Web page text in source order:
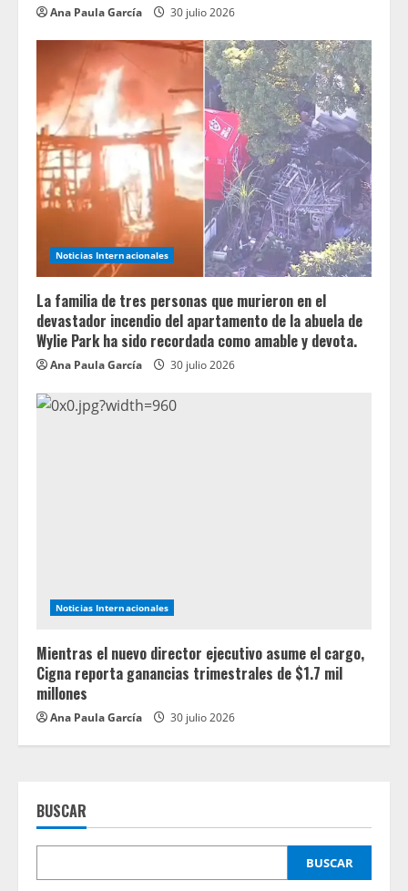
Ana Paula García 30 julio 2026
Noticias Internacionales
La familia de tres personas que murieron en el
devastador incendio del apartamento de la abuela de
Wylie Park ha sido recordada como amable y devota.
Ana Paula García 30 julio 2026
Noticias Internacionales
Mientras el nuevo director ejecutivo asume el cargo,
Cigna reporta ganancias trimestrales de $1.7 mil
millones
Ana Paula García 30 julio 2026
BUSCAR
BUSCAR